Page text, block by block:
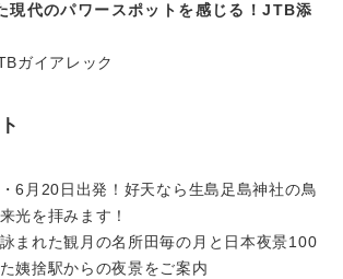
現代のパワースポットを感じる！JTB添
ガイアレック
6月20日出発！好天なら生島足島神社の鳥
光を拝みます！
まれた観月の名所田毎の月と日本夜景100
姨捨駅からの夜景をご案内